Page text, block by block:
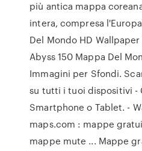
più antica mappa
intera, compresa
Del Mondo HD
Abyss 150 Mappa Del
Immagini per Sfondi.
su tutti i tuoi dispositivi -
Smartphone o Tablet. -
maps.com : mappe
mappe mute ... Mappe